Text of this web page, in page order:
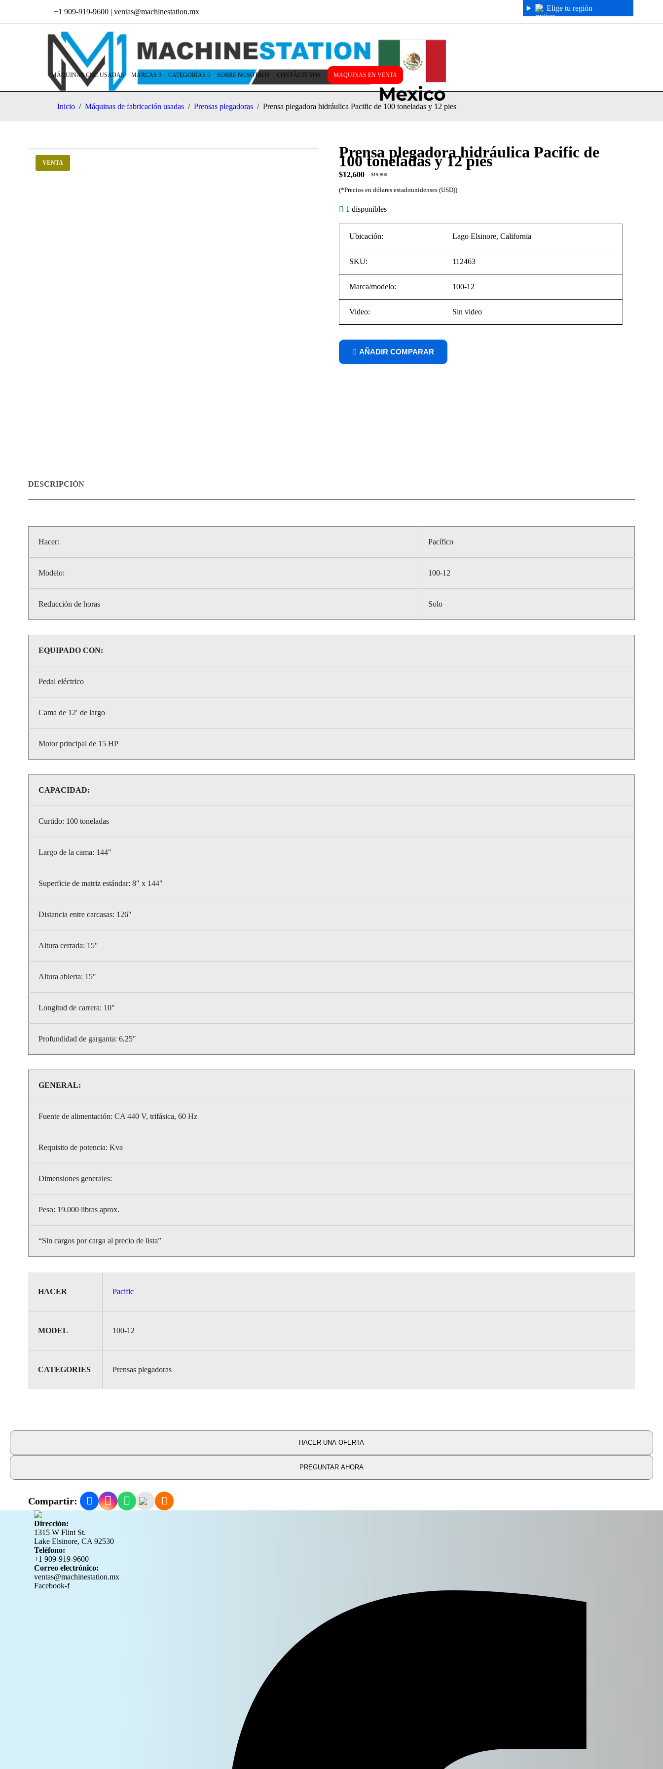
Elige tu región
+1 909-919-9600 | ventas@machinestation.mx
MÁQUINAS CNC USADAS MARCAS CATEGORÍAS SOBRE NOSOTROS CONTÁCTENOS MAQUINAS EN VENTA
Inicio / Máquinas de fabricación usadas / Prensas plegadoras / Prensa plegadora hidráulica Pacific de 100 toneladas y 12 pies
VENTA
Prensa plegadora hidráulica Pacific de
100 toneladas y 12 pies
$19,800
$12,600
1 disponibles
Ubicación: Lago Elsinore, California
SKU: 112463
Marca/modelo: 100-12
Video: Sin video
COMPARAR
DESCRIPCIÓN
Hacer: Pacífico
Modelo: 100-12
Reducción de horas Solo
EQUIPADO CON:
Pedal eléctrico
Cama de 12′ de largo
Motor principal de 15 HP
CAPACIDAD:
Curtido: 100 toneladas
Largo de la cama: 144″
Superficie de matriz estándar: 8″ x 144″
Distancia entre carcasas: 126″
Altura cerrada: 15″
Altura abierta: 15″
Longitud de carrera: 10″
Profundidad de garganta: 6,25″
GENERAL:
Fuente de alimentación: CA 440 V, trifásica, 60 Hz
Requisito de potencia: Kva
Dimensiones generales:
Peso: 19.000 libras aprox.
“Sin cargos por carga al precio de lista”
HACER Pacific
MODEL 100-12
CATEGORIES Prensas plegadoras
HACER UNA OFERTA
PREGUNTAR AHORA
Compartir:
Dirección:
1315 W Flint St.
Lake Elsinore, CA 92530
Teléfono:
+1 909-919-9600
Correo electrónico:
ventas@machinestation.mx
Facebook-f